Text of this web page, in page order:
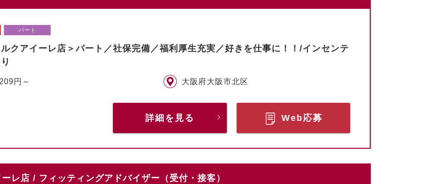
パート
クアイーレ店＞パート／社保完備／福利厚生充実／好きを仕事に！！/インセンテ
円～ 大阪府大阪市北区
詳細を見る Web応募
レ店 / フィッティングアドバイザー（受付・接客）